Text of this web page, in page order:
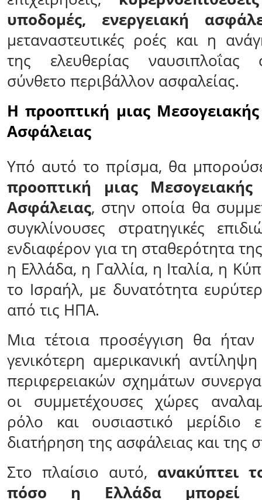
υποδομές, ενεργειακή
μεταναστευτικές ροές και η
της ελευθερίας ναυσιπλοΐας
σύνθετο περιβάλλον ασφαλείας.
Η προοπτική μιας
Ασφάλειας
Υπό αυτό το πρίσμα, θα
προοπτική μιας Μεσογειακής
Ασφάλειας, στην οποία θα
συγκλίνουσες στρατηγικές
ενδιαφέρον για τη σταθερότητα
η Ελλάδα, η Γαλλία, η Ιταλία, η
το Ισραήλ, με δυνατότητα
από τις ΗΠΑ.
Μια τέτοια προσέγγιση θα
γενικότερη αμερικανική
περιφερειακών σχημάτων
οι συμμετέχουσες χώρες
ρόλο και ουσιαστικό μερίδιο
διατήρηση της ασφάλειας και της
Στο πλαίσιο αυτό, ανακύπτει
πόσο η Ελλάδα μπορεί